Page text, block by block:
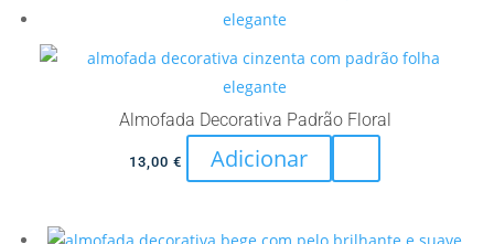
Almofada Decorativa Padrão Floral
13,00 € Adicionar